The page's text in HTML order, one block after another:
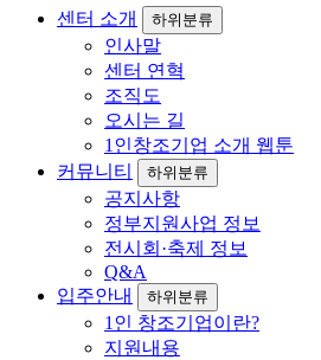
센터 소개 하위분류
인사말
센터 연혁
조직도
오시는 길
1인창조기업 소개 웹툰
커뮤니티
하위분류
공지사항
정부지원사업 정보
전시회·축제 정보
Q&A
입주안내
하위분류
1인 창조기업이란?
지원내용